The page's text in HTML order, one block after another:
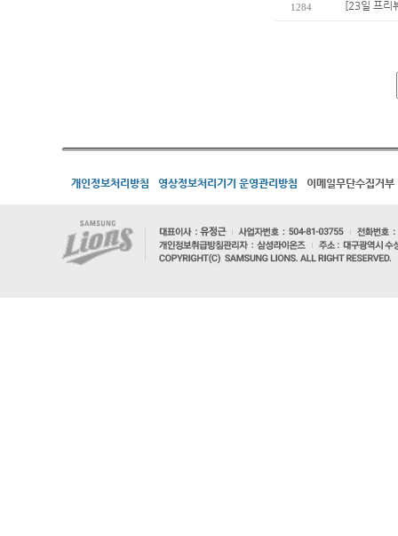
1284 [23일 프리
개인정보처리방침 영상정보처리기기 운영관리방침 이메일무단수집거부